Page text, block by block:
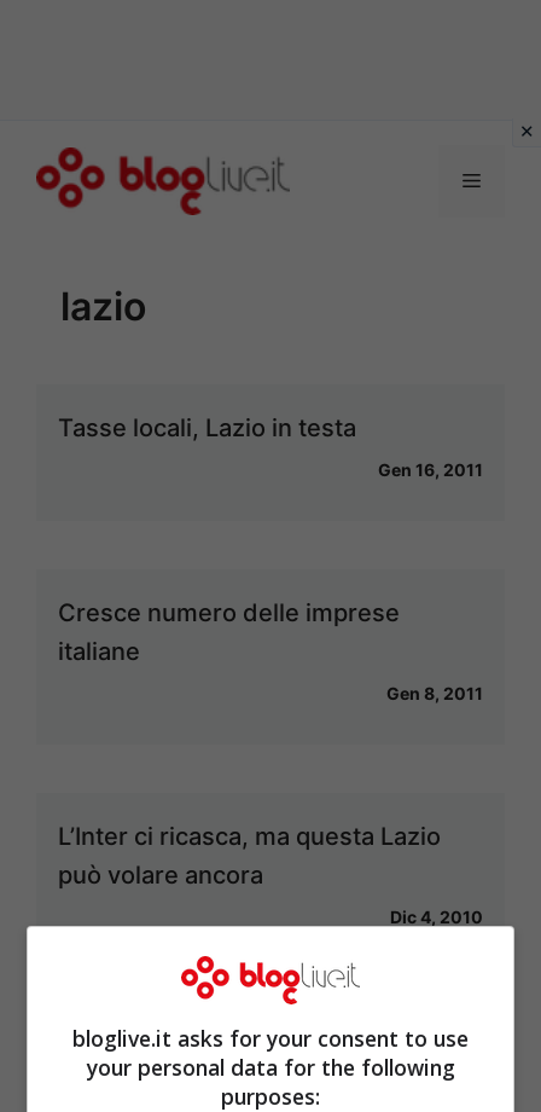
Menu
lazio
Tasse locali, Lazio in testa
Gen 16, 2011
Cresce numero delle imprese
italiane
Gen 8, 2011
L’Inter ci ricasca, ma questa Lazio
può volare ancora
Dic 4, 2010
<< 1 … 27 28 29
bloglive.it asks for your consent to use
your personal data for the following
purposes: